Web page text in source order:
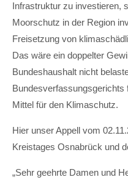
376-293 City Road,
San Francisco, CA 94102
Have any questions?
+44 1234 567 890
Drop us a line
About us
Lorem ipsum dolor sit
Infrastruktur zu investieren,
Moorschutz in der Region
Freisetzung von
Das wäre ein doppelter
Bundeshaushalt nicht
Bundesverfassungsgerichts
Mittel für den Klimaschutz.
Hier unser Appell vom
Kreistages Osnabrück und
„Sehr geehrte Damen und